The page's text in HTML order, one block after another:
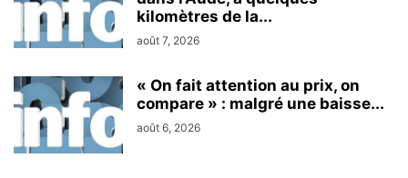
kilomètres de la...
août 7, 2026
« On fait attention au prix, on
compare » : malgré une baisse...
août 6, 2026